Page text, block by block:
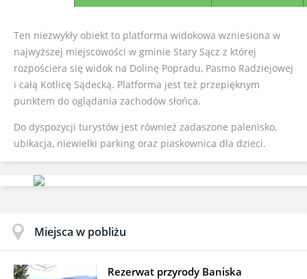
Ten niezwykły obiekt to platforma widokowa wzniesiona w
najwyższej miejscowości w gminie Stary Sącz z której
rozpościera się widok na Dolinę Popradu, Pasmo Radziejowej
i całą Kotlicę Sądecką. Platforma jest też przepięknym
punktem do oglądania zachodów słońca.
Do dyspozycji turystów jest również zadaszone palenisko,
ubikacja, niewielki parking oraz piaskownica dla dzieci.
Miejsca w pobliżu
Rezerwat przyrody Baniska